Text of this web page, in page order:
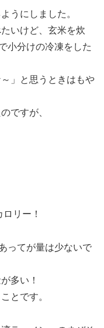
うにしました。
いけど、玄米を炊
小分けの冷凍をした
」と思うときはもや
ですが、
リー！
ってが量は少ないで
多い！
とです。